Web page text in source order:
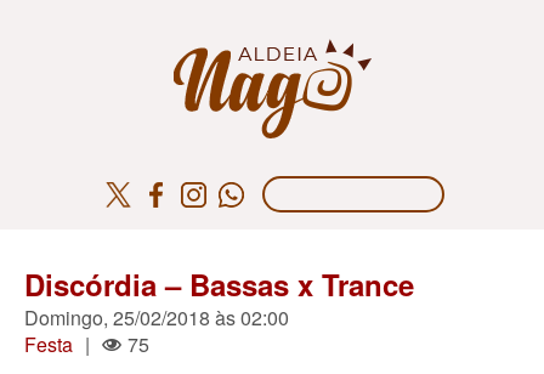
Discórdia – Bassas x Trance
Domingo, 25/02/2018 às 02:00
Festa | 75